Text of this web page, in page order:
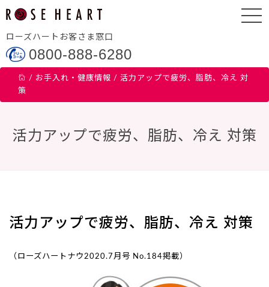
ローズハートお客さま窓口
0800-888-6280
/ お手入れ・健康情報 / 活力アップで疲労、脂肪、冷え 対
策
活力アップで疲労、脂肪、冷え 対策
活力アップで疲労、脂肪、冷え 対策
（ローズハートナウ2020.7月号 No.184掲載）